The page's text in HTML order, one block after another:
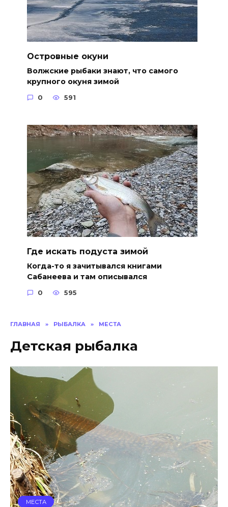
ГЛАВНАЯ » РЫБАЛКА » МЕСТА
Детская рыбалка
МЕСТА
Островные окуни
Волжские рыбаки знают, что самого
крупного окуня зимой
0 591
Где искать подуста зимой
Когда-то я зачитывался книгами
Сабанеева и там описывался
0 595